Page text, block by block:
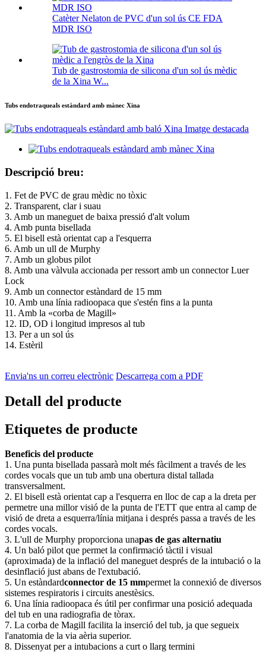
Catèter Nelaton de PVC d'un sol ús CE FDA
MDR ISO
Tub de gastrostomia de silicona d'un sol ús mèdic
de la Xina W...
Tubs endotraqueals estàndard amb mànec Xina
Descripció breu:
1. Fet de PVC de grau mèdic no tòxic
2. Transparent, clar i suau
3. Amb un maneguet de baixa pressió d'alt volum
4. Amb punta bisellada
5. El bisell està orientat cap a l'esquerra
6. Amb un ull de Murphy
7. Amb un globus pilot
8. Amb una vàlvula accionada per ressort amb un connector Luer
Lock
9. Amb un connector estàndard de 15 mm
10. Amb una línia radioopaca que s'estén fins a la punta
11. Amb la «corba de Magill»
12. ID, OD i longitud impresos al tub
13. Per a un sol ús
14. Estèril
Envia'ns un correu electrònic Descarrega com a PDF
Detall del producte
Etiquetes de producte
Beneficis del producte
1. Una punta bisellada passarà molt més fàcilment a través de les
cordes vocals que un tub amb una obertura distal tallada
transversalment.
2. El bisell està orientat cap a l'esquerra en lloc de cap a la dreta per
permetre una millor visió de la punta de l'ETT que entra al camp de
visió de dreta a esquerra/línia mitjana i després passa a través de les
cordes vocals.
3. L'ull de Murphy proporciona unapas de gas alternatiu
4. Un baló pilot que permet la confirmació tàctil i visual
(aproximada) de la inflació del maneguet després de la intubació o la
desinflació just abans de l'extubació.
5. Un estàndardconnector de 15 mmpermet la connexió de diversos
sistemes respiratoris i circuits anestèsics.
6. Una línia radioopaca és útil per confirmar una posició adequada
del tub en una radiografia de tòrax.
7. La corba de Magill facilita la inserció del tub, ja que segueix
l'anatomia de la via aèria superior.
8. Dissenyat per a intubacions a curt o llarg termini